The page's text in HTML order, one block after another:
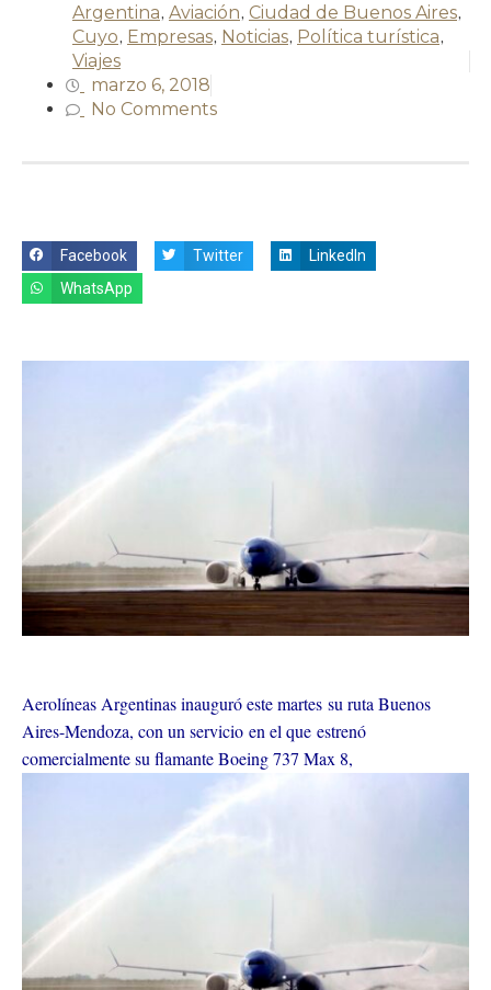
Argentina, Aviación, Ciudad de Buenos Aires,
Cuyo, Empresas, Noticias, Política turística,
Viajes
marzo 6, 2018
No Comments
Facebook Twitter
LinkedIn
WhatsApp
Aerolíneas Argentinas inauguró este martes su ruta Buenos
Aires-Mendoza, con un servicio en el que estrenó
comercialmente su flamante Boeing 737 Max 8,